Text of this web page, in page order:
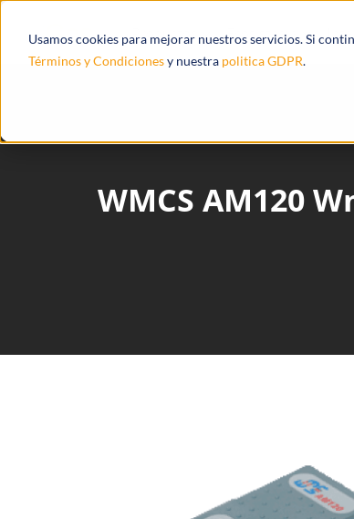
Usamos cookies para mejorar nuestros servicios. Si
Términos y Condicionesy nuestra politica GDPR.
Productos Ecosistema
WMCS AM120